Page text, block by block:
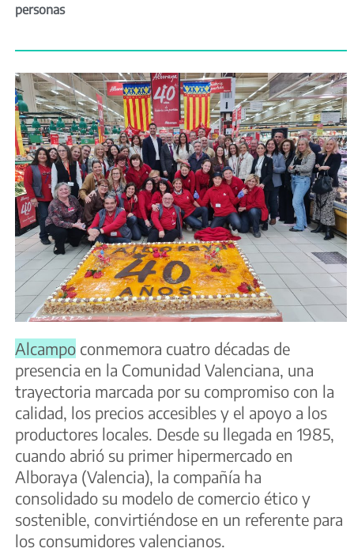
personas
Alcampo conmemora cuatro décadas de
presencia en la Comunidad Valenciana, una
trayectoria marcada por su compromiso con la
calidad, los precios accesibles y el apoyo a los
productores locales. Desde su llegada en 1985,
cuando abrió su primer hipermercado en
Alboraya (Valencia), la compañía ha
consolidado su modelo de comercio ético y
sostenible, convirtiéndose en un referente para
los consumidores valencianos.